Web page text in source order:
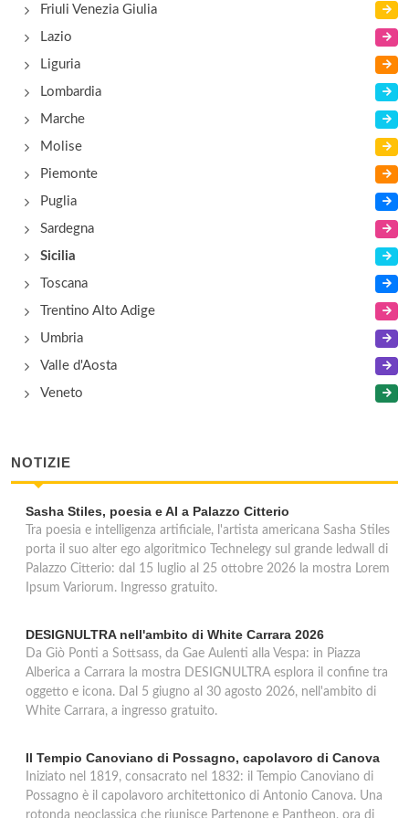
Friuli Venezia Giulia
Lazio
Liguria
Lombardia
Marche
Molise
Piemonte
Puglia
Sardegna
Sicilia
Toscana
Trentino Alto Adige
Umbria
Valle d'Aosta
Veneto
NOTIZIE
Sasha Stiles, poesia e AI a Palazzo Citterio
Tra poesia e intelligenza artificiale, l'artista americana Sasha Stiles
porta il suo alter ego algoritmico Technelegy sul grande ledwall di
Palazzo Citterio: dal 15 luglio al 25 ottobre 2026 la mostra Lorem
Ipsum Variorum. Ingresso gratuito.
DESIGNULTRA nell'ambito di White Carrara 2026
Da Giò Ponti a Sottsass, da Gae Aulenti alla Vespa: in Piazza
Alberica a Carrara la mostra DESIGNULTRA esplora il confine tra
oggetto e icona. Dal 5 giugno al 30 agosto 2026, nell'ambito di
White Carrara, a ingresso gratuito.
Il Tempio Canoviano di Possagno, capolavoro di Canova
Iniziato nel 1819, consacrato nel 1832: il Tempio Canoviano di
Possagno è il capolavoro architettonico di Antonio Canova. Una
rotonda neoclassica che riunisce Partenone e Pantheon, ora di